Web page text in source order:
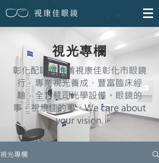
視光專欄
彰化配眼鏡推薦視康佳彰化市眼鏡
行，專業視光養成、豐富臨床經
驗，全套蔡司光學設備。眼鏡的
事，視康佳的事。We care about
your vision.
視光專欄